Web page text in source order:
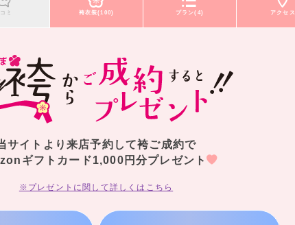
ミ 袴衣装(100) プラン(4) アクセス
サイトより来店予約して袴ご成約で
ギフトカード1,000円分プレゼント
※プレゼントに関して詳しくはこちら